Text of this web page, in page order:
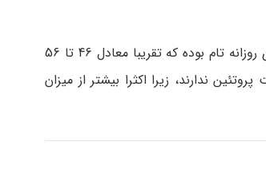
براساس مرکز پیشگیری و کنترل بیماری ها، میزان پروتئین توصیه شده در حدود 10 تا 35 درصد از کالری روزانه تام بوده که تقریبا معادل 46 تا 56
ندارند، زیرا اکثرا بیشتر از میزان